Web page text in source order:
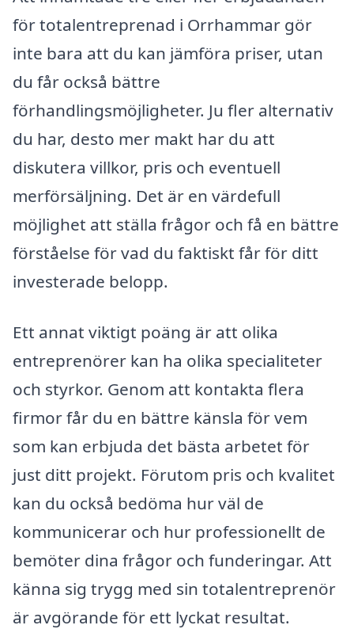
för totalentreprenad i Orrhammar gör
inte bara att du kan jämföra priser, utan
du får också bättre
förhandlingsmöjligheter. Ju fler alternativ
du har, desto mer makt har du att
diskutera villkor, pris och eventuell
merförsäljning. Det är en värdefull
möjlighet att ställa frågor och få en bättre
förståelse för vad du faktiskt får för ditt
investerade belopp.
Ett annat viktigt poäng är att olika
entreprenörer kan ha olika specialiteter
och styrkor. Genom att kontakta flera
firmor får du en bättre känsla för vem
som kan erbjuda det bästa arbetet för
just ditt projekt. Förutom pris och kvalitet
kan du också bedöma hur väl de
kommunicerar och hur professionellt de
bemöter dina frågor och funderingar. Att
känna sig trygg med sin totalentreprenör
är avgörande för ett lyckat resultat.